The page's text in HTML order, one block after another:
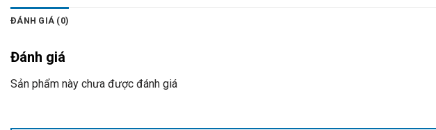
ĐÁNH GIÁ (0)
Đánh giá
Sản phẩm này chưa được đánh giá